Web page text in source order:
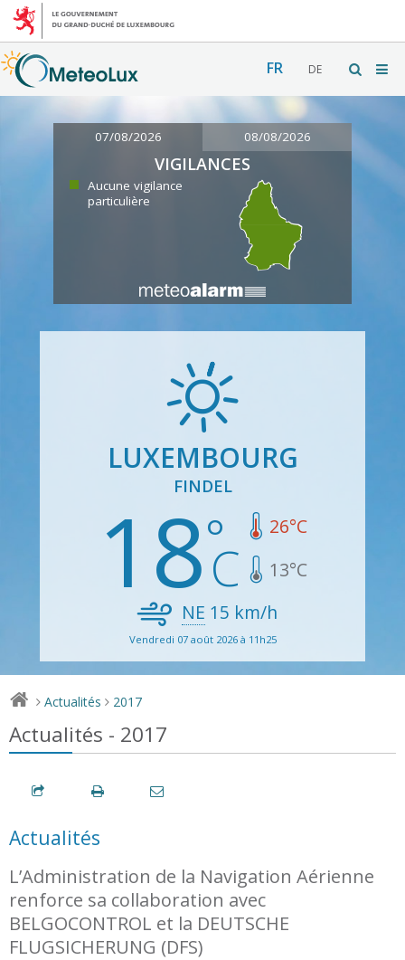
FR DE
07/08/2026 08/08/2026
VIGILANCES
Aucune vigilance
particulière
LUXEMBOURG
FINDEL
18 26°C
13°C
NE 15 km/h
Vendredi 07 août 2026 à 11h25
> Actualités > 2017
Actualités - 2017
Actualités
L’Administration de la Navigation Aérienne
renforce sa collaboration avec
BELGOCONTROL et la DEUTSCHE
FLUGSICHERUNG (DFS)